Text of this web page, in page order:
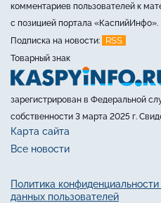
комментариев пользователей к
с позицией портала «КаспийИнфо».
Подписка на новости:
RSS
Товарный знак
зарегистрирован в Федеральной
собственности 3 марта 2025 г.
Карта сайта
Все новости
Политика
данных пользователей